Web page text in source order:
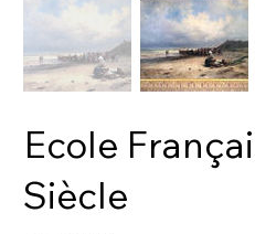
Ecole
Siècle